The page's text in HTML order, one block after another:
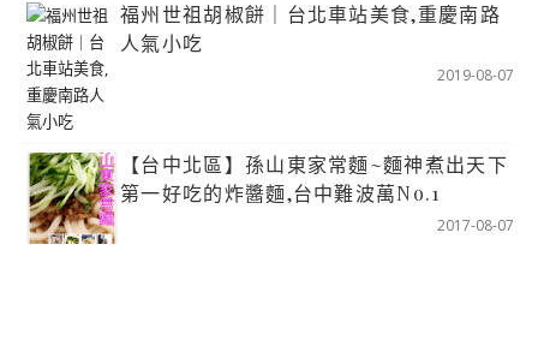
福州世祖胡椒餅｜台北車站美食,重慶南路
人氣小吃
2019-08-07
【台中北區】孫山東家常麵~麵神煮出天下
第一好吃的炸醬麵,台中難波萬No.1
2017-08-07